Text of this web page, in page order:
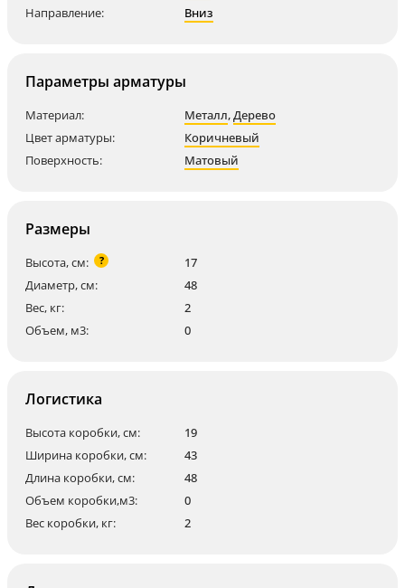
Направление:
Вниз
Параметры арматуры
Материал: Металл,Дерево
Цвет арматуры:
Коричневый
Поверхность:
Матовый
Размеры
Высота, см: ?
17
Диаметр, см:
48
Вес, кг:
2
Объем, м3:
0
Логистика
Высота коробки, см:
19
Ширина коробки, см:
43
Длина коробки, см:
48
Объем коробки,м3:
0
Вес коробки, кг:
2